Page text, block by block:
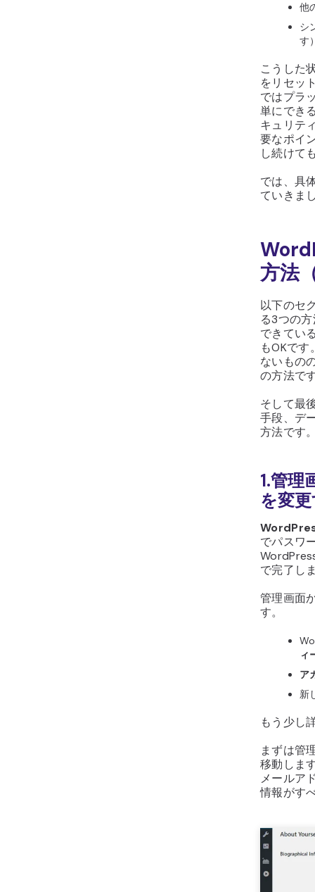
他
シ
す
こうした
をリセッ
ではプラ
単にでき
キュリテ
要なポイ
し続けて
では、具
ていきま
方法
以下のセ
る3つの
できてい
もOKで
ないもの
の方法で
そして最
手段、デ
方法です
1.管理
を変
でパスワ
で完了し
管理画面
す。
ィ
ア
新
もう少し
まずは管
移動しま
メールア
情報がす